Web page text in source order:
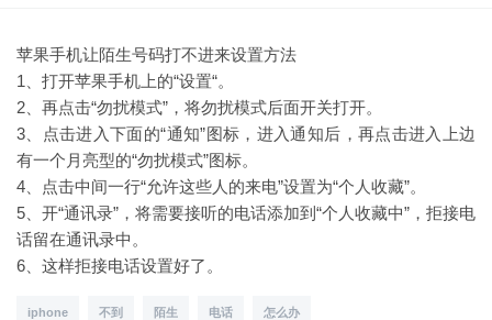
苹果手机让陌生号码打不进来设置方法
1、打开苹果手机上的“设置“。
2、再点击“勿扰模式”，将勿扰模式后面开关打开。
3、点击进入下面的“通知”图标，进入通知后，再点击进入上边
有一个月亮型的“勿扰模式”图标。
4、点击中间一行“允许这些人的来电”设置为“个人收藏”。
5、开“通讯录”，将需要接听的电话添加到“个人收藏中”，拒接电
话留在通讯录中。
6、这样拒接电话设置好了。
iphone 不到 陌生 电话 怎么办